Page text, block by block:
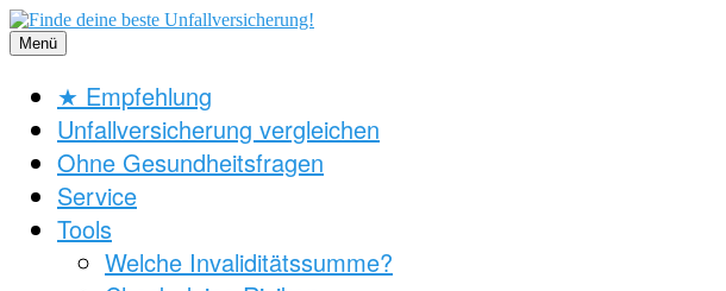
Zum
Inhalt
springen
Menü
★ Empfehlung
Unfallversicherung vergleichen
Ohne Gesundheitsfragen
Service
Tools
Welche Invaliditätssumme?